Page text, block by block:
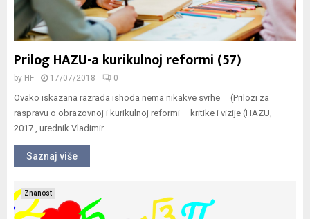
Prilog HAZU-a kurikulnoj reformi (57)
by HF 17/07/2018 0
Ovako iskazana razrada ishoda nema nikakve svrhe (Prilozi za
raspravu o obrazovnoj i kurikulnoj reformi – kritike i vizije (HAZU,
2017., urednik Vladimir...
Saznaj više
Znanost